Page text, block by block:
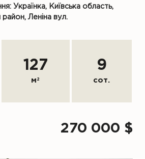
Українка, Київська область,
район, Леніна вул.
127
м 2
9
сот.
270 000 $